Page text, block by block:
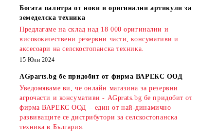
Богата палитра от нови и оригинални артикули за
земеделска техника
Предлагаме на склад над 18 000 оригинални и
висококачествени резервни части, консумативи и
аксесоари на селскостопанска техника.
15 Юли 2024
AGparts.bg бе придобит от фирма ВАРЕКС ООД
Уведомяваме ви, че онлайн магазина за резервни
агрочасти и консумативи - AGprats.bg бе придобит от
фирма ВАРЕКС ООД – един от най-динамично
развиващите се дистрибутори за селскостопанска
техника в България.